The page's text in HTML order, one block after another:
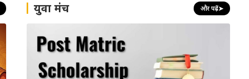
युवा मंच और पढ़ें➤